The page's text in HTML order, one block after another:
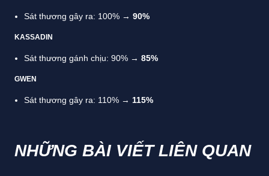
Sát thương gây ra: 100% → 90%
KASSADIN
Sát thương gánh chịu: 90% → 85%
GWEN
Sát thương gây ra: 110% → 115%
NHỮNG BÀI VIẾT LIÊN QUAN